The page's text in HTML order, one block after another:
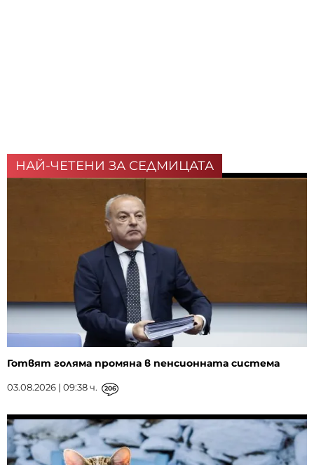
НАЙ-ЧЕТЕНИ ЗА СЕДМИЦАТА
Готвят голяма промяна в пенсионната система
03.08.2026 | 09:38 ч. 206